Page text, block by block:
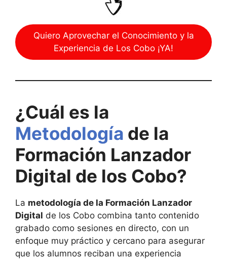
Quiero Aprovechar el Conocimiento y la
Experiencia de Los Cobo ¡YA!
¿Cuál es la
Metodología de la
Formación Lanzador
Digital de los Cobo?
La metodología de la Formación Lanzador
Digital de los Cobo combina tanto contenido
grabado como sesiones en directo, con un
enfoque muy práctico y cercano para asegurar
que los alumnos reciban una experiencia